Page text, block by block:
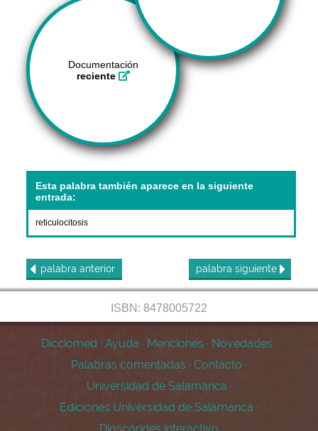
Documentación
reciente
Esta palabra también aparece en la siguiente
entrada:
reticulocitosis
palabra anterior palabra siguiente
ISBN: 8478005722
Dicciomed · Ayuda · Menciones · Novedades ·
Palabras comentadas · Contacto ·
Universidad de Salamanca ·
Ediciones Universidad de Salamanca ·